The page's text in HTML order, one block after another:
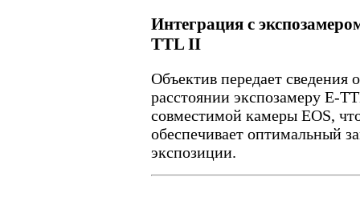
Интеграция с
TTL II
Объектив передает сведения о
расстоянии экспозамеру E-
совместимой камеры EOS,
обеспечивает оптимальный
экспозиции.